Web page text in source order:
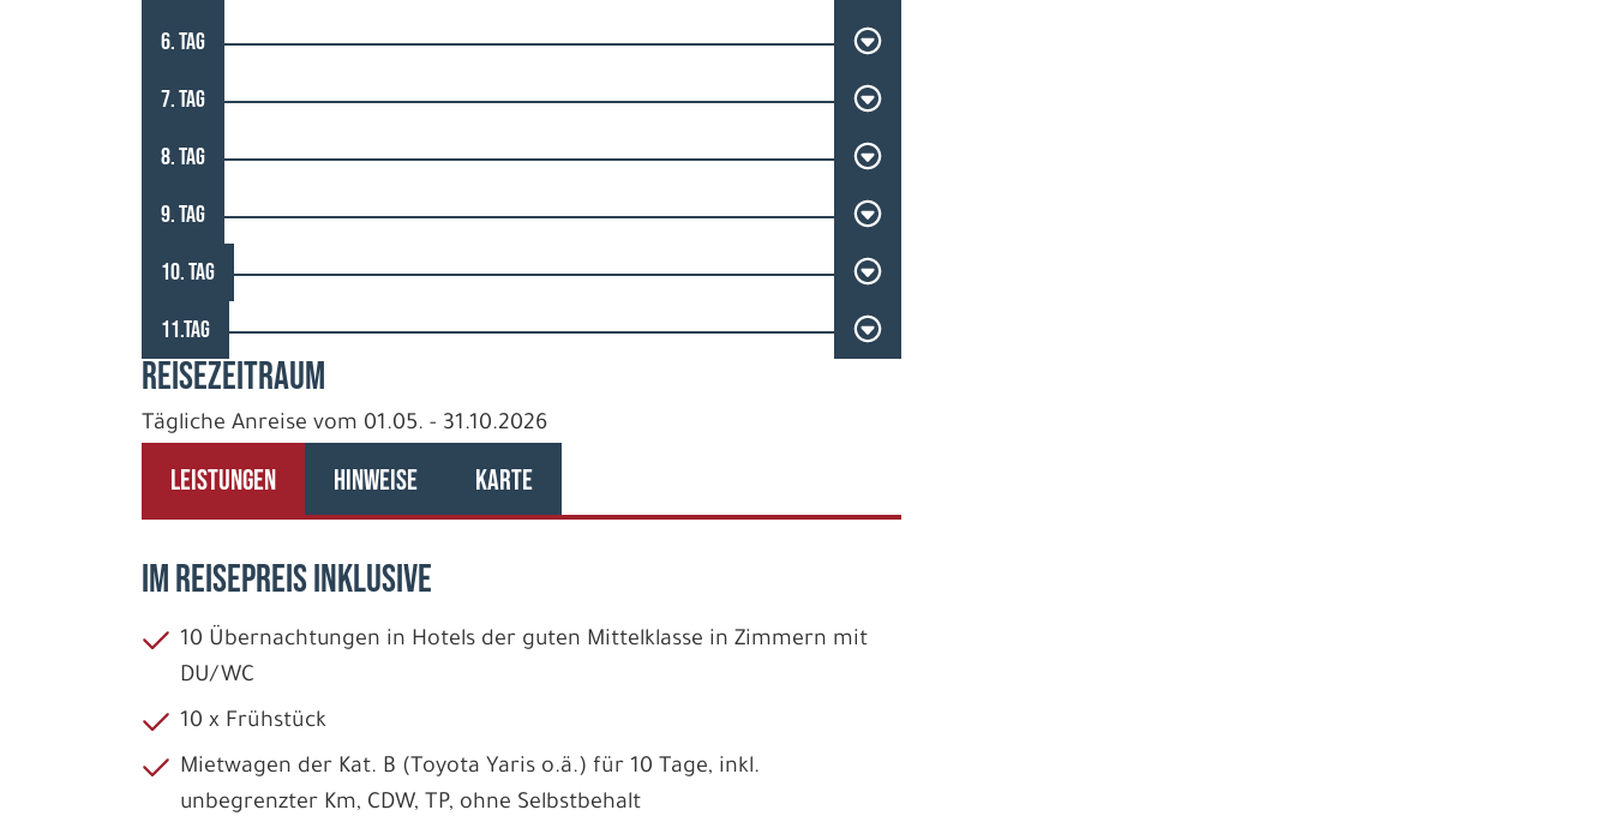
6. TAG
7. TAG
8. TAG
9. TAG
10. TAG
11.TAG
REISEZEITRAUM
Tägliche Anreise vom 01.05. - 31.10.2026
LEISTUNGEN HINWEISE KARTE
IM REISEPREIS INKLUSIVE
10 Übernachtungen in Hotels der guten Mittelklasse in Zimmern mit
DU/WC
10 x Frühstück
Mietwagen der Kat. B (Toyota Yaris o.ä.) für 10 Tage, inkl.
unbegrenzter Km, CDW, TP, ohne Selbstbehalt